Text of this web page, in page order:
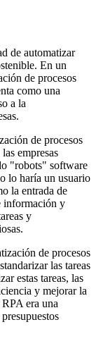
de automatizar
En un
de procesos
como una
a la
de procesos
empresas
"robots" software
lo haría un usuario
la entrada de
información y
y
de procesos
las tareas
estas tareas, las
y mejorar la
era una